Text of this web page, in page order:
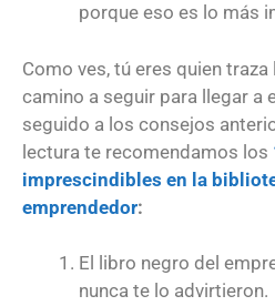
porque eso es lo más
Como ves, tú eres quien
camino a seguir para llegar a
seguido a los consejos
lectura te recomendamos los
imprescindibles en la
emprendedor:
El libro negro del
nunca te lo advirtieron.